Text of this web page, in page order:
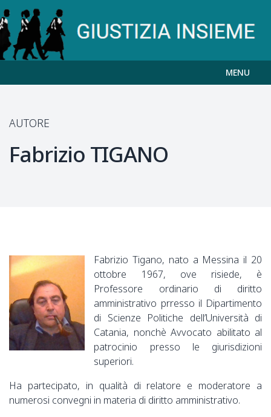
MENU
AUTORE
Fabrizio TIGANO
Fabrizio Tigano, nato a Messina il 20
ottobre 1967, ove risiede, è
Professore ordinario di diritto
amministrativo prresso il Dipartimento
di Scienze Politiche dell’Università di
Catania, nonchè Avvocato abilitato al
patrocinio presso le giurisdizioni
superiori.
Ha partecipato, in qualità di relatore e moderatore a
numerosi convegni in materia di diritto amministrativo.